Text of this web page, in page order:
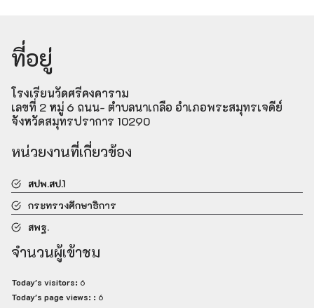
ที่อยู่
โรงเรียนวัดศรีคงคาราม
เลขที่ 2 หมู่ 6 ถนน- ตำบลนาเกลือ อำเภอพระสมุทรเจดีย์
จังหวัดสมุทรปราการ 10290
หน่วยงานที่เกี่ยวข้อง
สปพ.สป.1
กระทรวงศึกษาธิการ
สพฐ.
จำนวนผู้เข้าชม
Today's visitors: 6
Today's page views: : 6